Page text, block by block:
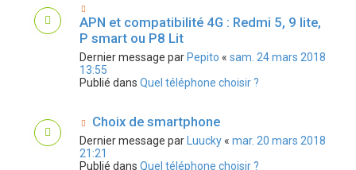
APN et compatibilité 4G : Redmi 5, 9 lite,
P smart ou P8 Lit
Dernier message parPepito « sam. 24 mars 2018
13:55
Publié dans Quel téléphone choisir ?
Choix de smartphone
Dernier message parLuucky« mar. 20 mars 2018
21:21
Publié dans Quel téléphone choisir ?